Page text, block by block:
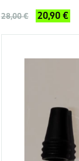
28,00 € 20,90 €